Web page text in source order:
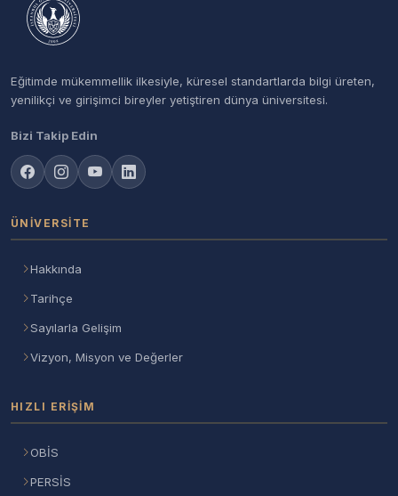
Eğitimde mükemmellik ilkesiyle, küresel standartlarda bilgi üreten,
yenilikçi ve girişimci bireyler yetiştiren dünya üniversitesi.
Bizi Takip Edin
ÜNIVERSITE
Hakkında
Tarihçe
Sayılarla Gelişim
Vizyon, Misyon ve Değerler
HIZLI ERIŞIM
OBİS
PERSİS